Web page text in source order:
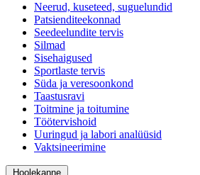
Neerud, kuseteed, suguelundid
Patsienditeekonnad
Seedeelundite tervis
Silmad
Sisehaigused
Sportlaste tervis
Süda ja veresoonkond
Taastusravi
Toitmine ja toitumine
Töötervishoid
Uuringud ja labori analüüsid
Vaktsineerimine
Hoolekanne